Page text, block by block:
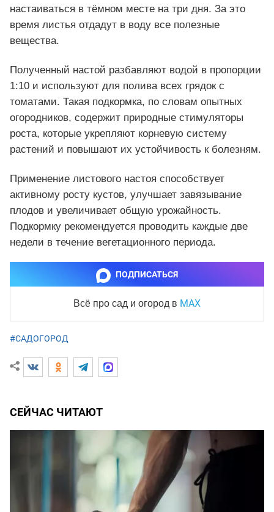
настаиваться в тёмном месте на три дня. За это
время листья отдадут в воду все полезные
вещества.
Полученный настой разбавляют водой в пропорции
1:10 и используют для полива всех грядок с
томатами. Такая подкормка, по словам опытных
огородников, содержит природные стимуляторы
роста, которые укрепляют корневую систему
растений и повышают их устойчивость к болезням.
Применение листового настоя способствует
активному росту кустов, улучшает завязывание
плодов и увеличивает общую урожайность.
Подкормку рекомендуется проводить каждые две
недели в течение вегетационного периода.
ПОДПИСАТЬСЯ
Всё про сад и огород в MAX
#САДОГОРОД
СЕЙЧАС ЧИТАЮТ